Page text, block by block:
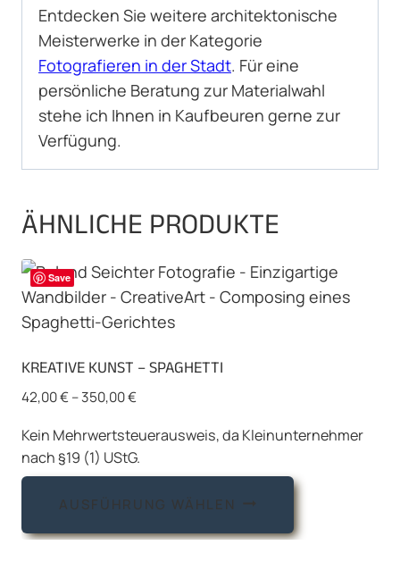
Entdecken Sie weitere architektonische
Meisterwerke in der Kategorie
Fotografieren in der Stadt. Für eine
persönliche Beratung zur Materialwahl
stehe ich Ihnen in Kaufbeuren gerne zur
Verfügung.
ÄHNLICHE PRODUKTE
Save
KREATIVE KUNST – SPAGHETTI
42,00€–350,00€
Kein Mehrwertsteuerausweis, da Kleinunternehmer
nach §19 (1) UStG.
AUSFÜHRUNG WÄHLEN
Dieses
weist